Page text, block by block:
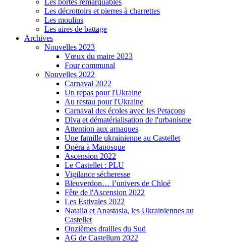
Les portes remarquables
Les décrottoirs et pierres à charrettes
Les moulins
Les aires de battage
Archives
Nouvelles 2023
Vœux du maire 2023
Four communal
Nouvelles 2022
Carnaval 2022
Un repas pour l'Ukraine
Au restau pour l'Ukraine
Carnaval des écoles avec les Petaçons
Dlva et dématérialisation de l'urbanisme
Attention aux arnaques
Une famille ukrainienne au Castellet
Opéra à Manosque
Ascension 2022
Le Castellet : PLU
Vigilance sécheresse
Bleuverdon… l’univers de Chloé
Fête de l'Ascension 2022
Les Estivales 2022
Natalia et Anastasia, les Ukrainiennes au
Castellet
Onzièmes drailles du Sud
AG de Castellum 2022